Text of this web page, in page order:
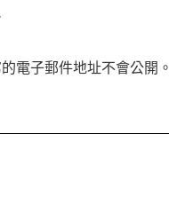
電子郵件地址不會公開。